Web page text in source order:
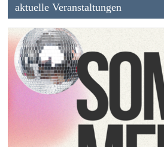
aktuelle Veranstaltungen